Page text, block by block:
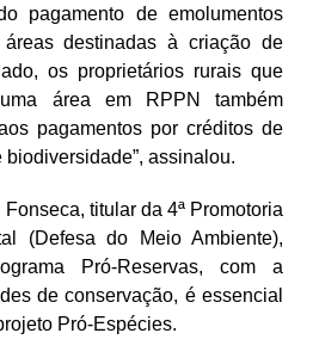
pagamento de emolumentos
destinadas à criação de
os proprietários rurais que
área em RPPN também
pagamentos por créditos de
assinalou.
titular da 4ª Promotoria
(Defesa do Meio Ambiente),
Pró-Reservas, com a
de conservação, é essencial
Pró-Espécies.